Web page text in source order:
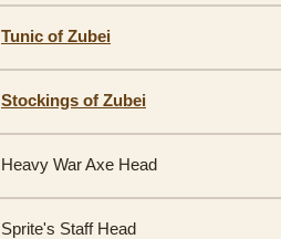
Tunic of Zubei
Stockings of Zubei
Heavy War Axe Head
Sprite's Staff Head